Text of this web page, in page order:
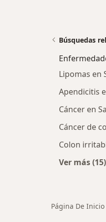
Búsquedas
Lipomas en
Apendicitis
Cáncer en
Cáncer de
Colon
Ver más (15)
Página De Inicio